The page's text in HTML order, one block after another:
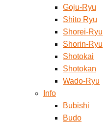
Goju-Ryu
Shito Ryu
Shorei-Ryu
Shorin-Ryu
Shotokai
Shotokan
Wado-Ryu
Info
Bubishi
Budo